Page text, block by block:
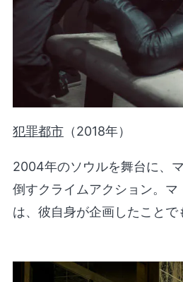
犯罪都市 （2018年）
2004年のソウルを舞台に、
倒すクライムアクション。
は、彼自身が企画したことで